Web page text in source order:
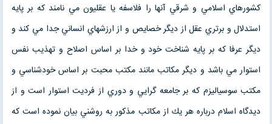
كشورهاي اسلامي و شرقي آنها را فلاسفه يا عقليون مي نامند كه بر پايه
استدلال و برتري عقل از ديگر خصايص و از ارزشهاي انساني جدا مي كند و
ديگر عرفا كه بر پايه شناخت خود و خدا بر اساس اصلاح و تهذيب نفس
استوار مي باشد و ديگر مكاتب مانند مكتب محبت بر اساس خودشناسي و
مكتب سوسياليزم كه بر جامعه گرايي و دوري از فرديت استوار است و از
ديدگاه اسلام درباره هر يك از مكاتب مذكور به روشني بيان نموده است كه